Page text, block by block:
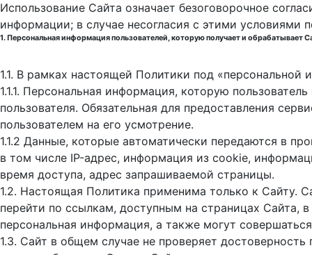
Использование Сайта означает безоговорочное
информации; в случае несогласия с этими условиями
1. Персональная информация пользователей, которую получает и обрабатывает
1.1. В рамках настоящей Политики под «персональной
1.1.1. Персональная информация, которую
пользователя. Обязательная для предоставления
пользователем на его усмотрение.
1.1.2 Данные, которые автоматически передаются в
в том числе IP-адрес, информация из cookie,
время доступа, адрес запрашиваемой страницы.
1.2. Настоящая Политика применима только к Сайту.
перейти по ссылкам, доступным на страницах Сайта,
персональная информация, а также могут
1.3. Сайт в общем случае не проверяет